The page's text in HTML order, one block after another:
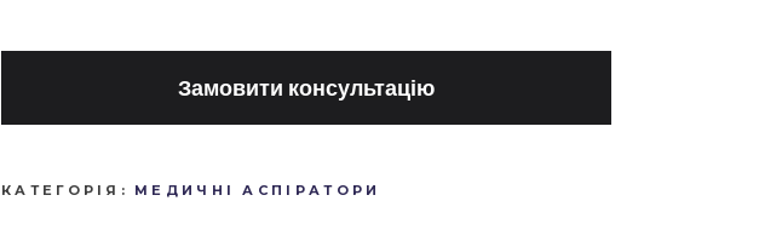
Замовити консультацію
КАТЕГОРІЯ: МЕДИЧНІ АСПІРАТОРИ